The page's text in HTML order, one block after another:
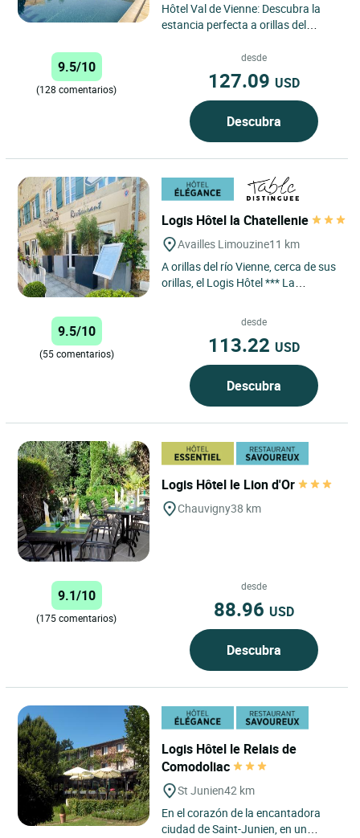
Hôtel Val de Vienne: Descubra la
estancia perfecta a orillas del
romántica a orillas del...
9.5/10
(128 comentarios)
desde
127.09 USD
Descubra
Logis Hôtel la Chatellenie
Availles Limouzine11 km
A orillas del río Vienne, cerca de sus
orillas, el Logis Hôtel *** La
encantador pueblo...
9.5/10
(55 comentarios)
desde
113.22 USD
Descubra
Logis Hôtel le Lion d'Or
Chauvigny38 km
9.1/10
(175 comentarios)
desde
88.96 USD
Descubra
Logis Hôtel le Relais de
Comodoliac
St Junien42 km
En el corazón de la encantadora
ciudad de Saint-Junien, en un